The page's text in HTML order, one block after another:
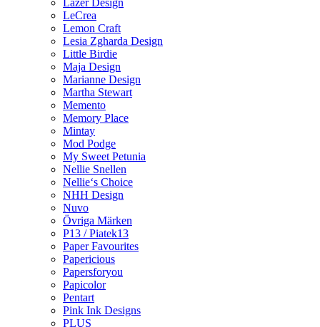
Lazer Design
LeCrea
Lemon Craft
Lesia Zgharda Design
Little Birdie
Maja Design
Marianne Design
Martha Stewart
Memento
Memory Place
Mintay
Mod Podge
My Sweet Petunia
Nellie Snellen
Nellie‘s Choice
NHH Design
Nuvo
Övriga Märken
P13 / Piatek13
Paper Favourites
Papericious
Papersforyou
Papicolor
Pentart
Pink Ink Designs
PLUS